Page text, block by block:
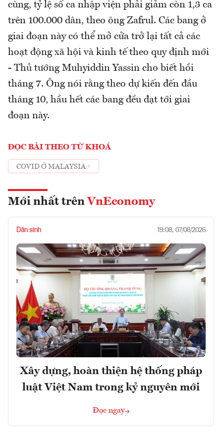
cùng, tỷ lệ số ca nhập viện phải giảm còn 1,3 ca
trên 100.000 dân, theo ông Zafrul. Các bang ở
giai đoạn này có thể mở cửa trở lại tất cả các
hoạt động xã hội và kinh tế theo quy định mới
- Thủ tướng Muhyiddin Yassin cho biết hồi
tháng 7. Ông nói rằng theo dự kiến đến đầu
tháng 10, hầu hết các bang đều đạt tới giai
đoạn này.
ĐỌC BÀI THEO TỪ KHOÁ
COVID Ở MALAYSIA
Mới nhất trên VnEconomy
Dân sinh 19:08, 07/08/2026
Xây dựng, hoàn thiện hệ thống pháp
luật Việt Nam trong kỷ nguyên mới
Đọc ngay